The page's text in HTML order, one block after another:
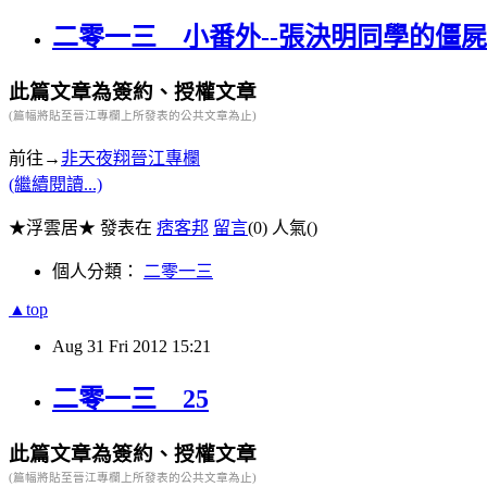
二零一三 小番外--張決明同學的僵
此篇文章為簽約、授權文章
(篇幅將貼至晉江專欄上所發表的公共文章為止)
前往→ 非天夜翔晉江專欄
(繼續閱讀...)
★浮雲居★ 發表在 痞客邦 留言(0) 人氣()
個人分類： 二零一三
▲top
Aug 31 Fri 2012 15:21
二零一三 25
此篇文章為簽約、授權文章
(篇幅將貼至晉江專欄上所發表的公共文章為止)